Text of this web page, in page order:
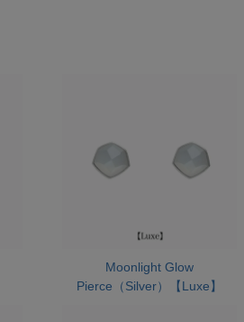
Moonlight Glow
Pierce（Silver）【Luxe】